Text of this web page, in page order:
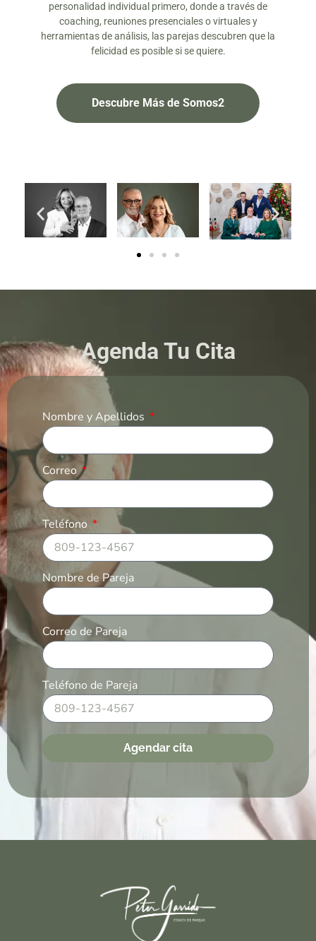
personalidad individual primero, donde a través de
coaching, reuniones presenciales o virtuales y
herramientas de análisis, las parejas descubren que la
felicidad es posible si se quiere.
Descubre Más de Somos2
Agenda Tu Cita
Nombre y Apellidos
Correo
Teléfono
Nombre de Pareja
Correo de Pareja
Teléfono de Pareja
Agendar cita